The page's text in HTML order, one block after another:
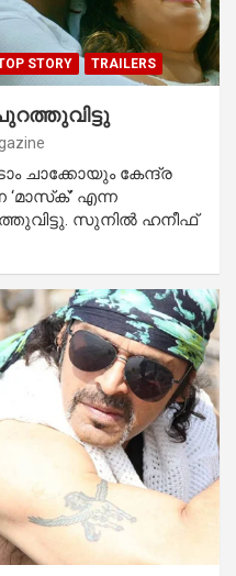
STORY TRAILERS
ചാക്കോയും കേന്ദ്ര
എന്ന
സുനില്‍ ഹനീഫ്